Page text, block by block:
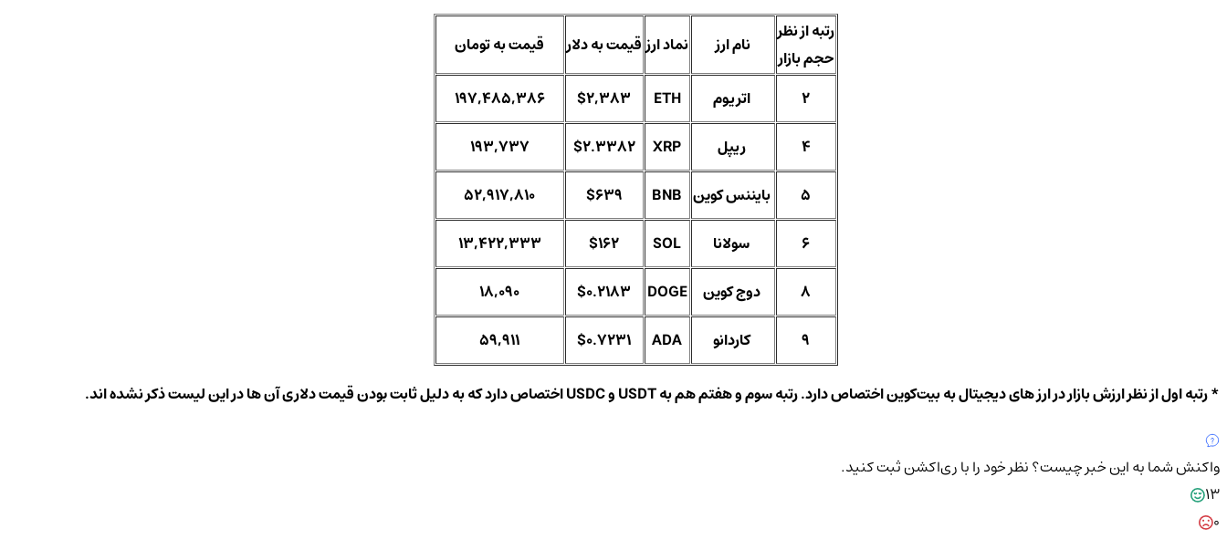
قیمت به تومان قیمت به دلارنماد ارز نام ارز
رتبه از نظر
حجم بازار
197,485,386
$2,383 ETH اتریوم
2
193,737
$2.3382 XRP ریپل
4
52,917,810
$639 BNB بایننس کوین
5
13,422,333
$162 SOL
6
18,090
$0.2183 DOGE دوج‌ کوین
8
59,911
$0.7231 ADA کاردانو 9
* رتبه اول از نظر ارزش بازار در ارز های دیجیتال به بیت‌کوین اختصاص دارد. رتبه سوم و هفتم هم به USDT و USDC اختصاص دارد که به دلیل ثابت بودن قیمت دلاری آن ها در این لیست ذکر نشده اند.
واکنش شما به این خبر چیست؟نظر خود را با ری‌اکشن ثبت کنید.
13
0